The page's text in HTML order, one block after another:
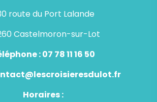
route du Port Lalande
Castelmoron-sur-Lot
:07 78 11 16 50
Horaires :